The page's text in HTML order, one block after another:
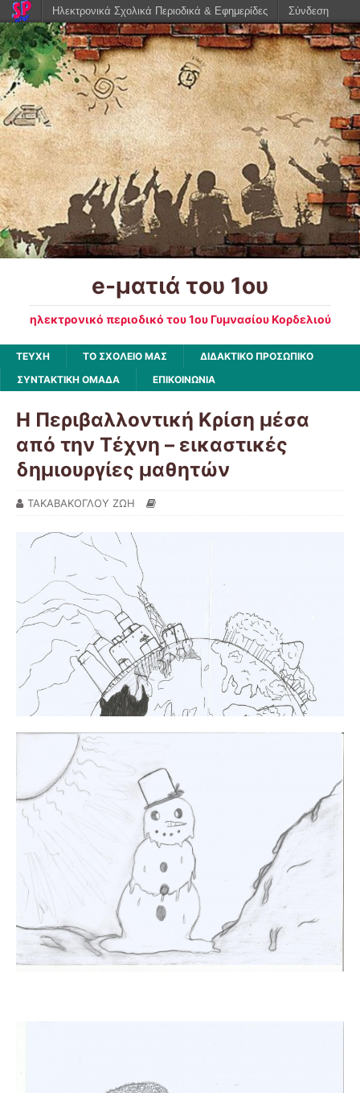
e-ματιά του 1ου
ηλεκτρονικό περιοδικό του 1ου Γυμνασίου Κορδελιού
ΤΕΥΧΗ ΤΟ ΣΧΟΛΕΙΟ ΜΑΣ
ΔΙΔΑΚΤΙΚΟ ΠΡΟΣΩΠΙΚΟ
ΣΥΝΤΑΚΤΙΚΗ ΟΜΑΔΑ
ΕΠΙΚΟΙΝΩΝΙΑ
Η Περιβαλλοντική Κρίση μέσα
από την Τέχνη – εικαστικές
δημιουργίες μαθητών
ΤΑΚΑΒΑΚΟΓΛΟΥ ΖΩΗ
Ηλεκτρονικά Σχολικά Περιοδικά & Εφημερίδες Σύνδεση